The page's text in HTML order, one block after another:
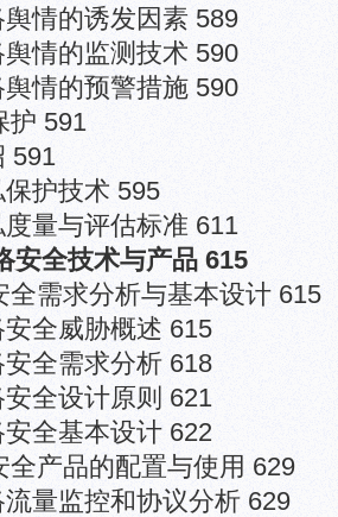
情的诱发因素 589
情的监测技术 590
情的预警措施 590
护 591
591
护技术 595
量与评估标准 611
安全技术与产品 615
全需求分析与基本设计 615
全威胁概述 615
全需求分析 618
全设计原则 621
全基本设计 622
全产品的配置与使用 629
量监控和协议分析 629